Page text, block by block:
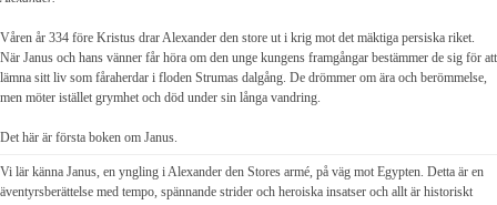
Våren år 334 före Kristus drar Alexander den store ut i krig mot det mäktiga persiska riket.
När Janus och hans vänner får höra om den unge kungens framgångar bestämmer de sig för att
lämna sitt liv som fåraherdar i floden Strumas dalgång. De drömmer om ära och berömmelse,
men möter istället grymhet och död under sin långa vandring.
Det här är första boken om Janus.
Vi lär känna Janus, en yngling i Alexander den Stores armé, på väg mot Egypten. Detta är en
äventyrsberättelse med tempo, spännande strider och heroiska insatser och allt är historiskt